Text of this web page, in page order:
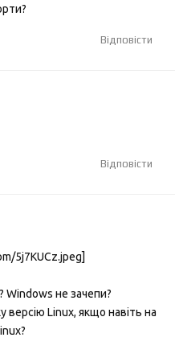
Відповісти
Відповісти
5j7KUCz.jpeg]
Windows не зачепи?
Linux, якщо навіть на